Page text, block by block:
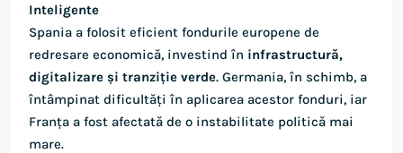
Inteligente
Spania a folosit eficient fondurile europene de
redresare economică, investind în infrastructură,
digitalizare și tranziție verde. Germania, în schimb, a
întâmpinat dificultăți în aplicarea acestor fonduri, iar
Franța a fost afectată de o instabilitate politică mai
mare.